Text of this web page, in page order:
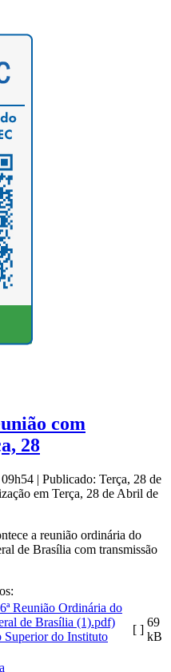
com
28
| Publicado: Terça, 28 de
em Terça, 28 de Abril de
a reunião ordinária do
de Brasília com transmissão
Superior do Instituto
[ ]
69
kB